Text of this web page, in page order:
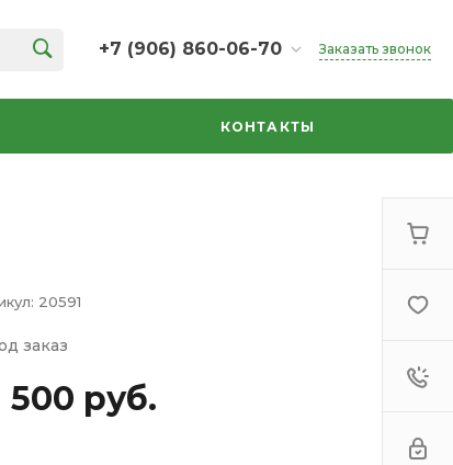
+7 (906) 860-06-70
+7 (906) 860-06-70
г. Челябинск, ТК Кольцо,
секция 35
Заказать звонок
КОНТАКТЫ
20591
заказ
500 руб.